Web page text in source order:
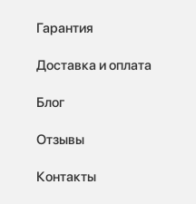
Гарантия
Доставка и оплата
Блог
Отзывы
Контакты